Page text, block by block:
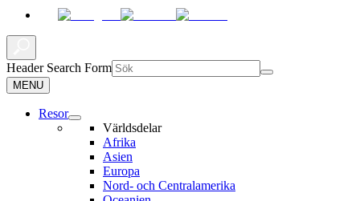
Header Search Form
MENU
Resor
Världsdelar
Afrika
Asien
Europa
Nord- och Centralamerika